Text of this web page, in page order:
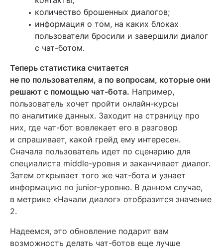
количество брошенных диалогов;
информация о том, на каких блоках
пользователи бросили и завершили диалог
с чат-ботом.
Теперь статистика считается
не по пользователям, а по вопросам, которые они
решают с помощью чат-бота. Например,
пользователь хочет пройти онлайн-курсы
по аналитике данных. Заходит на страницу про
них, где чат-бот вовлекает его в разговор
и спрашивает, какой грейд ему интересен.
Сначала пользователь идет по сценарию для
специалиста middle-уровня и заканчивает диалог.
Затем открывает того же чат-бота и узнает
информацию по junior-уровню. В данном случае,
в метрике «Начали диалог» отобразится значение
2.
Надеемся, это обновление подарит вам
возможность делать чат-ботов еще лучше